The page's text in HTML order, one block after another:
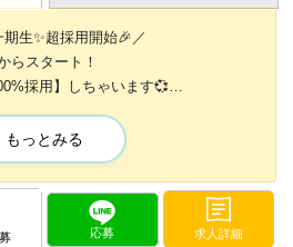
生✨️超採用開始🎉／
らスタート！
採用】しちゃいます💞
ム✨️
バック🎀】➕️【小計50％バック✨️】
もっとみる
応募 求人詳細